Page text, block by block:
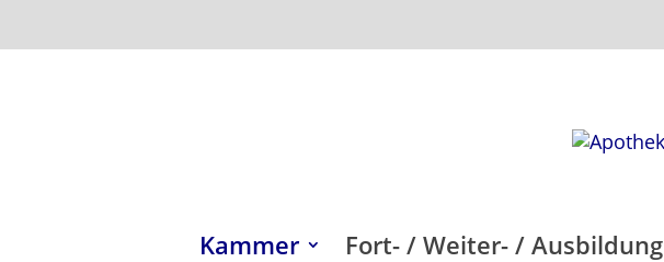
Kammer Fort- / Weiter- / Ausbildung